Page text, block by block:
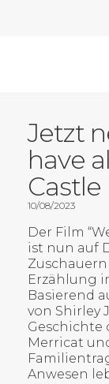
Jetzt
have
Castle
10/08/2023
Der Film
ist nun auf
Erzählung
Basierend
von Shirley
Geschichte
Merricat
Anwesen